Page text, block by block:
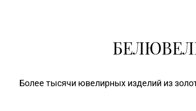
Более тысячи ювелирных изделий из